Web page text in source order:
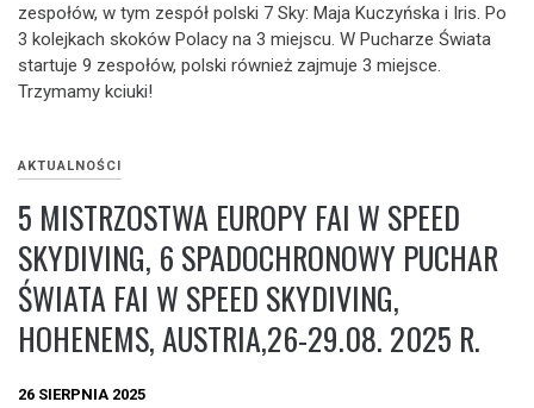
zespołów, w tym zespół polski 7 Sky: Maja Kuczyńska i Iris. Po
3 kolejkach skoków Polacy na 3 miejscu. W Pucharze Świata
startuje 9 zespołów, polski również zajmuje 3 miejsce.
Trzymamy kciuki!
AKTUALNOŚCI
5 MISTRZOSTWA EUROPY FAI W SPEED
SKYDIVING, 6 SPADOCHRONOWY PUCHAR
ŚWIATA FAI W SPEED SKYDIVING,
HOHENEMS, AUSTRIA,26-29.08. 2025 R.
26 SIERPNIA 2025